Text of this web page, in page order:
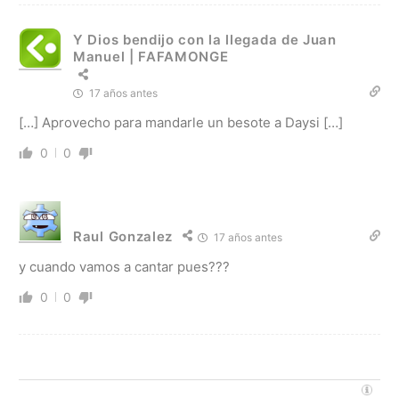
Y Dios bendijo con la llegada de Juan
Manuel | FAFAMONGE
17 años antes
[…] Aprovecho para mandarle un besote a Daysi […]
0 0
Raul Gonzalez 17 años antes
y cuando vamos a cantar pues???
0 0